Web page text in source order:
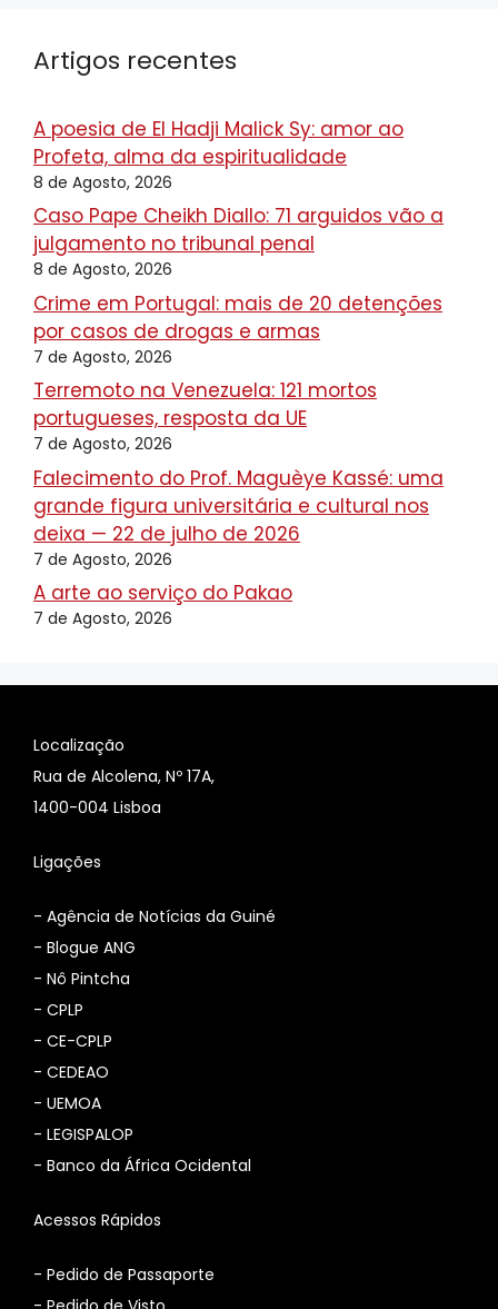
Artigos recentes
A poesia de El Hadji Malick Sy: amor ao
Profeta, alma da espiritualidade
8 de Agosto, 2026
Caso Pape Cheikh Diallo: 71 arguidos vão a
julgamento no tribunal penal
8 de Agosto, 2026
Crime em Portugal: mais de 20 detenções
por casos de drogas e armas
7 de Agosto, 2026
Terremoto na Venezuela: 121 mortos
portugueses, resposta da UE
7 de Agosto, 2026
Falecimento do Prof. Maguèye Kassé: uma
grande figura universitária e cultural nos
deixa — 22 de julho de 2026
7 de Agosto, 2026
A arte ao serviço do Pakao
7 de Agosto, 2026
Localização
Rua de Alcolena, Nº 17A,
1400-004 Lisboa
Ligações
- Agência de Notícias da Guiné
- Blogue ANG
- Nô Pintcha
- CPLP
- CE-CPLP
- CEDEAO
- UEMOA
- LEGISPALOP
- Banco da África Ocidental
Acessos Rápidos
- Pedido de Passaporte